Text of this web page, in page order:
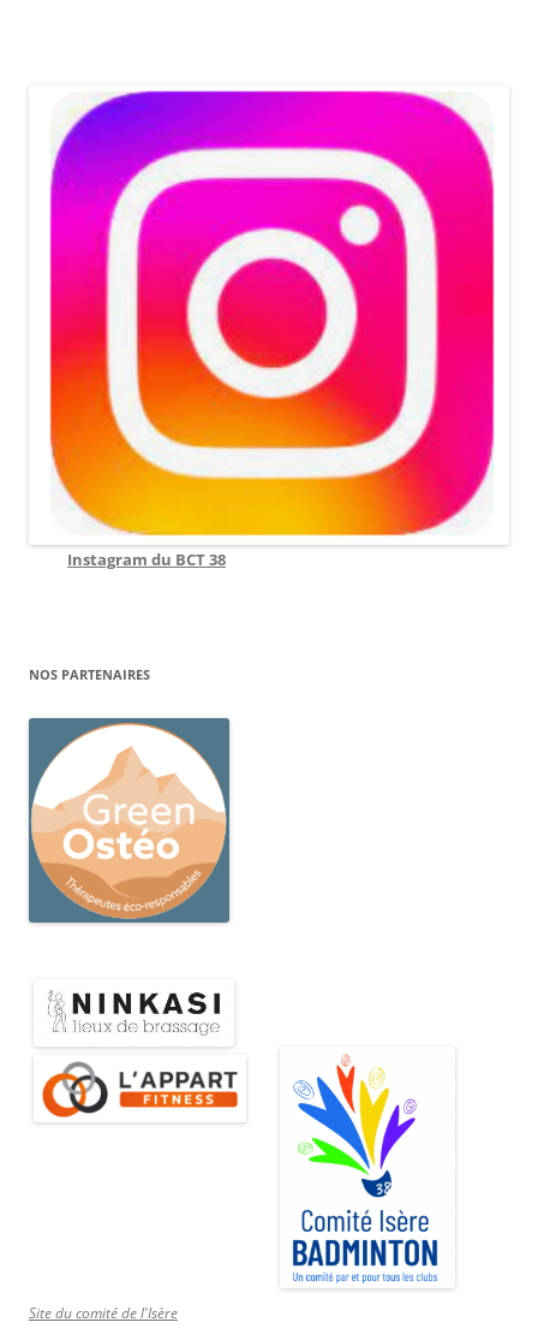
Instagram du BCT 38
NOS PARTENAIRES
Site du comité de l'Isère